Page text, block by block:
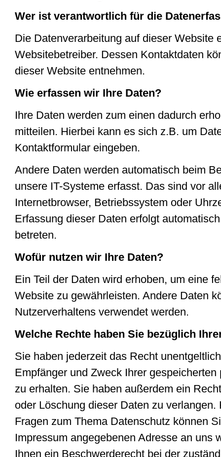
Wer ist verantwortlich für die
Die Datenverarbeitung auf dieser Website
Websitebetreiber. Dessen Kontaktdaten
dieser Website entnehmen.
Wie erfassen wir Ihre Daten?
Ihre Daten werden zum einen dadurch
mitteilen. Hierbei kann es sich z.B. um
Kontaktformular eingeben.
Andere Daten werden automatisch beim
unsere IT-Systeme erfasst. Das sind vor
Internetbrowser, Betriebssystem oder
Erfassung dieser Daten erfolgt
betreten.
Wofür nutzen wir Ihre Daten?
Ein Teil der Daten wird erhoben, um eine
Website zu gewährleisten. Andere Daten
Nutzerverhaltens verwendet werden.
Welche Rechte haben Sie bezüglich
Sie haben jederzeit das Recht
Empfänger und Zweck Ihrer
zu erhalten. Sie haben außerdem ein
oder Löschung dieser Daten zu
Fragen zum Thema Datenschutz können
Impressum angegebenen Adresse an uns
Ihnen ein Beschwerderecht bei der